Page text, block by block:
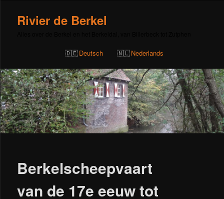
Rivier de Berkel
Deutsch Nederlands
Berkelscheepvaart
van de 17e eeuw tot